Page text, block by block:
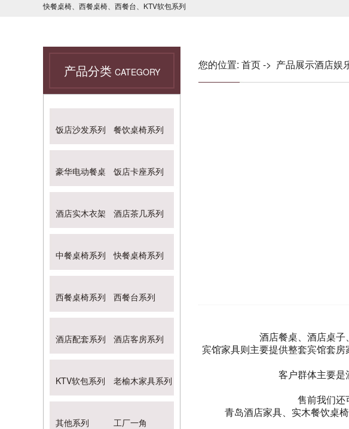
快餐桌椅
西餐桌椅 西餐台 KTV软包系列
产品分类 CATEGORY
饭店沙发系列 餐饮桌椅系列
豪华电动餐桌 饭店卡座系列
酒店实木衣架 酒店茶几系列
中餐桌椅系列 快餐桌椅系列
西餐桌椅系列 西餐台系列
酒店配套系列 酒店客房系列
KTV软包系列 老榆木家具系列
其他系列 工厂一角
您的位置: 首页-> 产品展示酒店娱
酒店餐桌、酒店桌子
宾馆家具则主要提供整套宾馆套
客户群体主要是
售前我们还
青岛酒店家具、实木餐饮桌